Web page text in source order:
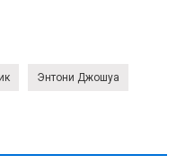
Энтони Джошуа